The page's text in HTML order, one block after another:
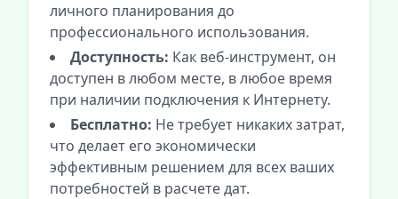
личного планирования до
профессионального использования.
Доступность: Как веб-инструмент, он
доступен в любом месте, в любое время
при наличии подключения к Интернету.
Бесплатно: Не требует никаких затрат,
что делает его экономически
эффективным решением для всех ваших
потребностей в расчете дат.